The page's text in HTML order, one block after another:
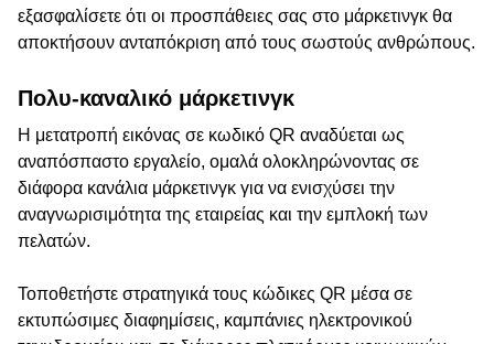
εξασφαλίσετε ότι οι προσπάθειες σας στο μάρκετινγκ θα
αποκτήσουν ανταπόκριση από τους σωστούς ανθρώπους.
Πολυ-καναλικό μάρκετινγκ
Η μετατροπή εικόνας σε κωδικό QR αναδύεται ως
αναπόσπαστο εργαλείο, ομαλά ολοκληρώνοντας σε
διάφορα κανάλια μάρκετινγκ για να ενισχύσει την
αναγνωρισιμότητα της εταιρείας και την εμπλοκή των
πελατών.
Τοποθετήστε στρατηγικά τους κώδικες QR μέσα σε
εκτυπώσιμες διαφημίσεις, καμπάνιες ηλεκτρονικού